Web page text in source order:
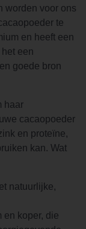
worden voor ons
te
en heeft een
een
goede bron
haar
cacaopoeder
en proteïne,
kan. Wat
natuurlijke,
en koper, die